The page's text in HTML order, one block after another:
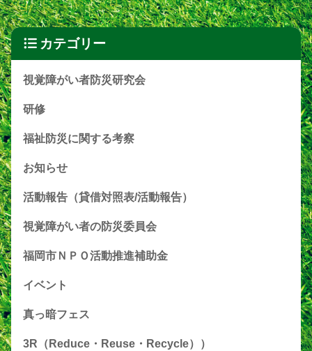
カテゴリー
視覚障がい者防災研究会
研修
福祉防災に関する考察
お知らせ
活動報告（貸借対照表/活動報告）
視覚障がい者の防災委員会
福岡市ＮＰＯ活動推進補助金
イベント
真っ暗フェス
3R（Reduce・Reuse・Recycle））